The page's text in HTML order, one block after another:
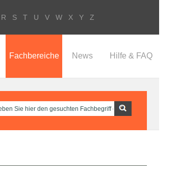
R S T U V W X Y Z
Fachbereiche News Hilfe & FAQ